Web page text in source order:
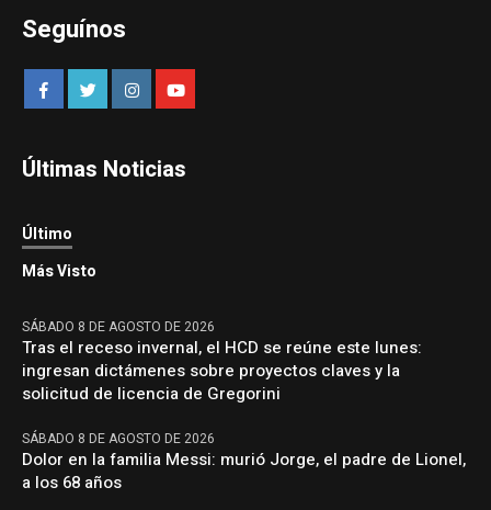
Seguínos
Últimas Noticias
Último
Más Visto
SÁBADO 8 DE AGOSTO DE 2026
Tras el receso invernal, el HCD se reúne este lunes:
ingresan dictámenes sobre proyectos claves y la
solicitud de licencia de Gregorini
SÁBADO 8 DE AGOSTO DE 2026
Dolor en la familia Messi: murió Jorge, el padre de Lionel,
a los 68 años